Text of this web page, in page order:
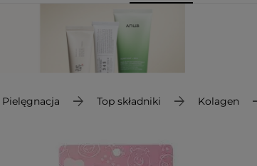
Pielęgnacja Top składniki Kolagen